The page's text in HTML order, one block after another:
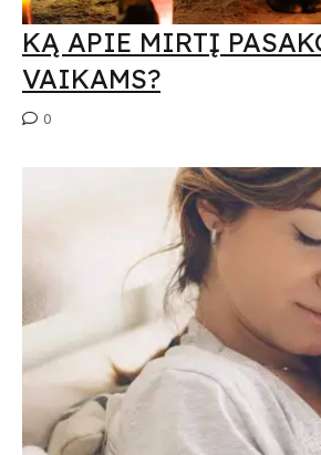
KĄ APIE MIRTĮ
VAIKAMS?
0